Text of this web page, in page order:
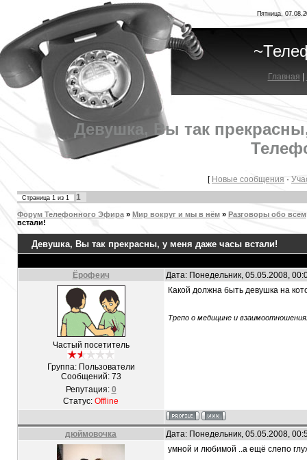
Пятница,
Главная
Девушка, Вы так
[ Новые сообщения ·
Страница 1из 1 1
Форум Телефонного Эфира » Мир вокруг и мы в нём » Разговоры обо всем
встали!
Девушка, Вы так прекрасны, у меня даже часы встали!
Ёрофеич Дата: Понедельник, 05.05.2008,
Частый посетитель
Группа: Пользователи
Сообщений: 73
Репутация: 0
Статус: Offline
Какой должна быть девушка на
Трепо о медицине и
дюймовочка Дата: Понедельник, 05.05.2008,
умной и любимой ..а ещё слепо